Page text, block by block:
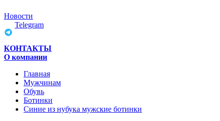
Новости
Telegram
КОНТАКТЫ
О компании
Главная
Мужчинам
Обувь
Ботинки
Синие из нубука мужские ботинки